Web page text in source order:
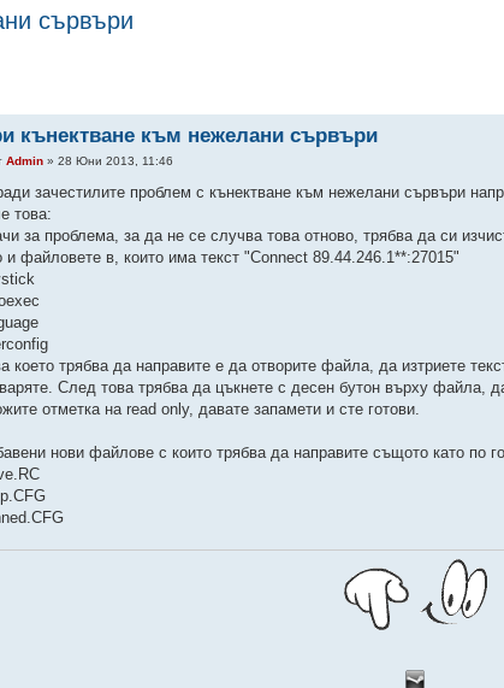
сървъри
кънектване към нежелани сървъри
Admin » 28 Юни 2013, 11:46
зачестилите проблем с кънектване към нежелани сървъри
това:
за проблема, за да не се случва това отново, трябва да си
и файловете в, които има текст "Connect 89.44.246.1**:27015"
което трябва да направите е да отворите файла, да изтриете
След това трябва да цъкнете с десен бутон върху файла,
отметка на read only, давате запамети и сте готови.
нови файлове с които трябва да направите същото като по